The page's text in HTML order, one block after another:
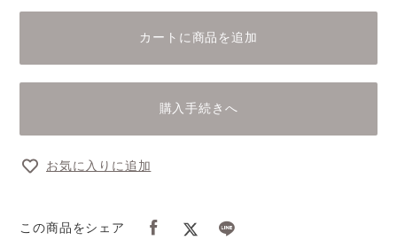
カートに商品を追加
購入手続きへ
お気に入りに追加
この商品をシェア